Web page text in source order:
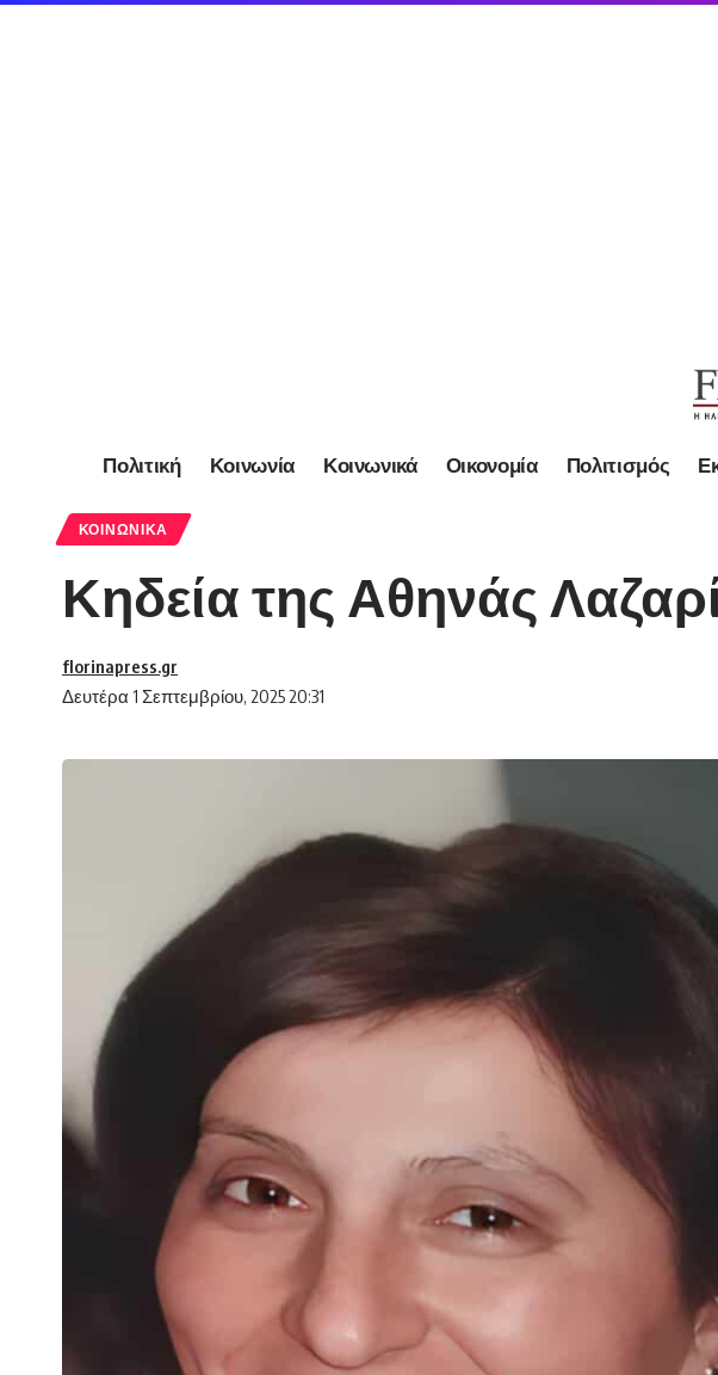
Πολιτική Κοινωνία Κοινωνικά Οικονομία Πολιτισμός
ΚΟΙΝΩΝΙΚΆ
Κηδεία της Αθηνάς
Δευτέρα 1 Σεπτεμβρίου, 2025 20:31
florinapress.gr